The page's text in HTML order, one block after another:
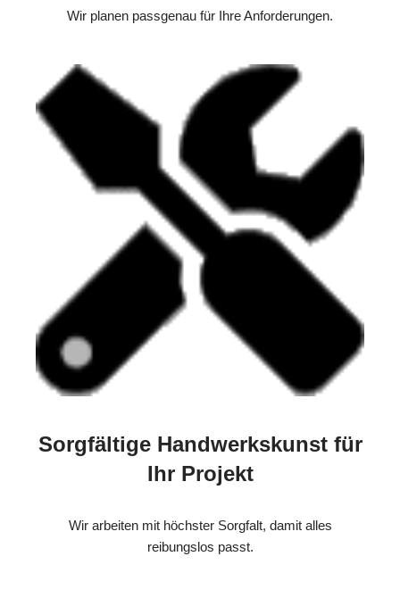
Wir planen passgenau für Ihre Anforderungen.
Sorgfältige Handwerkskunst für
Ihr Projekt
Wir arbeiten mit höchster Sorgfalt, damit alles
reibungslos passt.